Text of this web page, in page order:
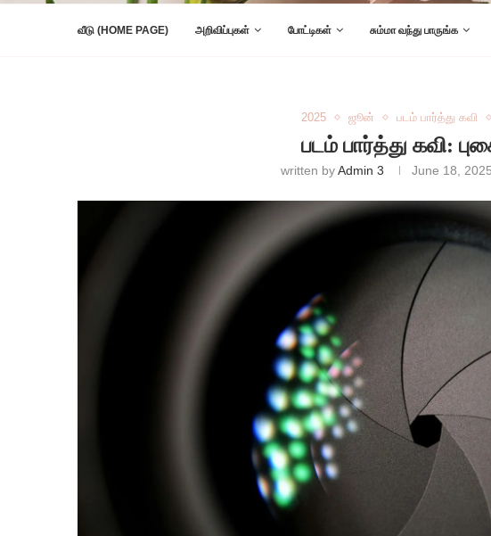
வீடு (HOME PAGE) அறிவிப்புகள் போட்டிகள் சும்மா வந்து பாருங்க
2025 ஜூன் படம் பார்த்து கவி
படம் பார்த்து கவி:
written byAdmin 3 June 18, 2025